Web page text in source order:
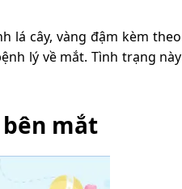
lá cây, vàng đậm kèm theo
lý về mắt. Tình trạng này
mắt